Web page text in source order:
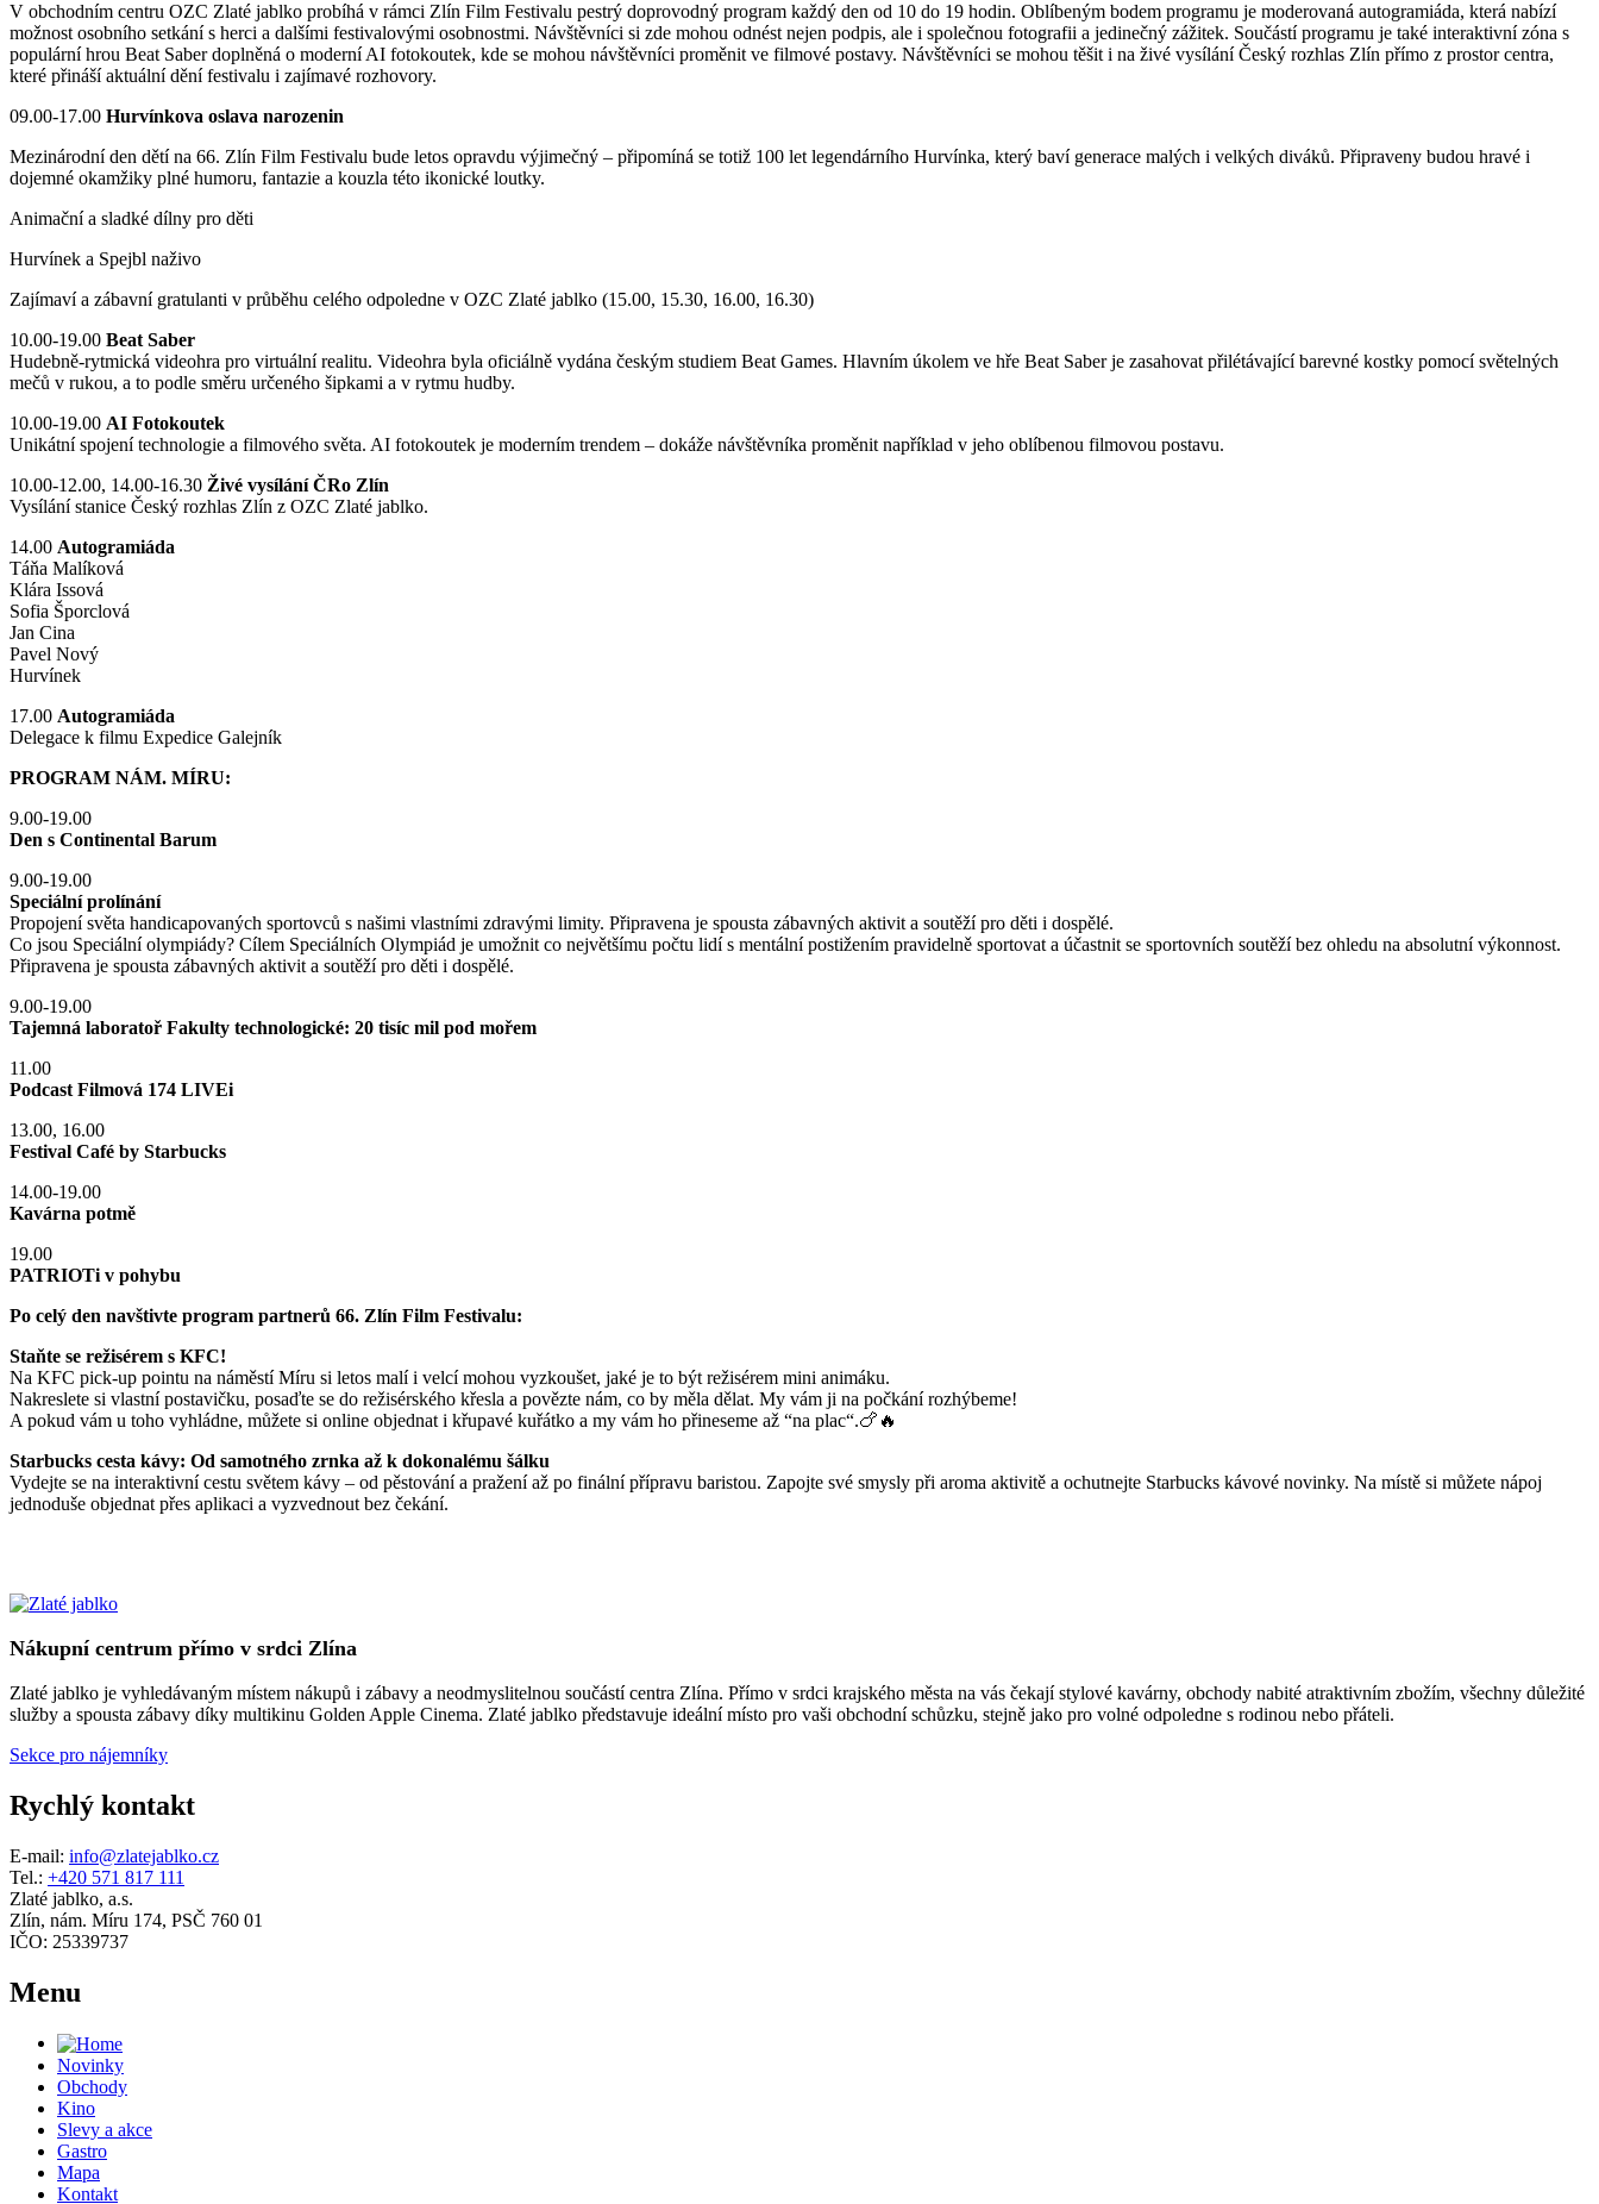
V obchodním centru OZC Zlaté jablko probíhá v rámci Zlín Film Festivalu pestrý doprovodný program každý den od 10 do 19 hodin. Oblíbeným bodem programu je moderovaná autogramiáda, která nabízí
možnost osobního setkání s herci a dalšími festivalovými osobnostmi. Návštěvníci si zde mohou odnést nejen podpis, ale i společnou fotografii a jedinečný zážitek. Součástí programu je také interaktivní zóna s
populární hrou Beat Saber doplněná o moderní AI fotokoutek, kde se mohou návštěvníci proměnit ve filmové postavy. Návštěvníci se mohou těšit i na živé vysílání Český rozhlas Zlín přímo z prostor centra,
které přináší aktuální dění festivalu i zajímavé rozhovory.
09.00-17.00 Hurvínkova oslava narozenin
Mezinárodní den dětí na 66. Zlín Film Festivalu bude letos opravdu výjimečný – připomíná se totiž 100 let legendárního Hurvínka, který baví generace malých i velkých diváků. Připraveny budou hravé i
dojemné okamžiky plné humoru, fantazie a kouzla této ikonické loutky.
Animační a sladké dílny pro děti
Hurvínek a Spejbl naživo
Zajímaví a zábavní gratulanti v průběhu celého odpoledne v OZC Zlaté jablko (15.00, 15.30, 16.00, 16.30)
10.00-19.00 Beat Saber
Hudebně-rytmická videohra pro virtuální realitu. Videohra byla oficiálně vydána českým studiem Beat Games. Hlavním úkolem ve hře Beat Saber je zasahovat přilétávající barevné kostky pomocí světelných
mečů v rukou, a to podle směru určeného šipkami a v rytmu hudby.
10.00-19.00 AI Fotokoutek
Unikátní spojení technologie a filmového světa. AI fotokoutek je moderním trendem – dokáže návštěvníka proměnit například v jeho oblíbenou filmovou postavu.
10.00-12.00, 14.00-16.30 Živé vysílání ČRo Zlín
Vysílání stanice Český rozhlas Zlín z OZC Zlaté jablko.
14.00 Autogramiáda
Táňa Malíková
Klára Issová
Sofia Šporclová
Jan Cina
Pavel Nový
Hurvínek
17.00 Autogramiáda
Delegace k filmu Expedice Galejník
PROGRAM NÁM. MÍRU:
9.00-19.00
Den s Continental Barum
9.00-19.00
Speciální prolínání
Propojení světa handicapovaných sportovců s našimi vlastními zdravými limity. Připravena je spousta zábavných aktivit a soutěží pro děti i dospělé.
Co jsou Speciální olympiády? Cílem Speciálních Olympiád je umožnit co největšímu počtu lidí s mentální postižením pravidelně sportovat a účastnit se sportovních soutěží bez ohledu na absolutní výkonnost.
Připravena je spousta zábavných aktivit a soutěží pro děti i dospělé.
9.00-19.00
Tajemná laboratoř Fakulty technologické: 20 tisíc mil pod mořem
11.00
Podcast Filmová 174 LIVEi
13.00, 16.00
Festival Café by Starbucks
14.00-19.00
Kavárna potmě
19.00
PATRIOTi v pohybu
Po celý den navštivte program partnerů 66. Zlín Film Festivalu:
Staňte se režisérem s KFC!
Na KFC pick-up pointu na náměstí Míru si letos malí i velcí mohou vyzkoušet, jaké je to být režisérem mini animáku.
Nakreslete si vlastní postavičku, posaďte se do režisérského křesla a povězte nám, co by měla dělat. My vám ji na počkání rozhýbeme!
A pokud vám u toho vyhládne, můžete si online objednat i křupavé kuřátko a my vám ho přineseme až “na plac“.🍗🔥
Starbucks cesta kávy: Od samotného zrnka až k dokonalému šálku
Vydejte se na interaktivní cestu světem kávy – od pěstování a pražení až po finální přípravu baristou. Zapojte své smysly při aroma aktivitě a ochutnejte Starbucks kávové novinky. Na místě si můžete nápoj
jednoduše objednat přes aplikaci a vyzvednout bez čekání.
Nákupní centrum přímo v srdci Zlína
Zlaté jablko je vyhledávaným místem nákupů i zábavy a neodmyslitelnou součástí centra Zlína. Přímo v srdci krajského města na vás čekají stylové kavárny, obchody nabité atraktivním zbožím, všechny důležité
služby a spousta zábavy díky multikinu Golden Apple Cinema. Zlaté jablko představuje ideální místo pro vaši obchodní schůzku, stejně jako pro volné odpoledne s rodinou nebo přáteli.
Sekce pro nájemníky
Rychlý kontakt
E-mail: info@zlatejablko.cz
Tel.: +420 571 817 111
Zlaté jablko, a.s.
Zlín, nám. Míru 174, PSČ 760 01
IČO: 25339737
Menu
Novinky
Obchody
Kino
Slevy a akce
Gastro
Mapa
Kontakt